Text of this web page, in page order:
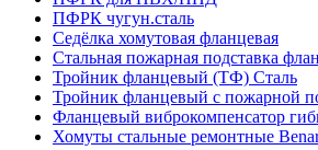
ПФРК чугун.сталь
Седёлка хомутовая фланцевая
Стальная пожарная подставка
Тройник фланцевый (ТФ) Сталь
Тройник фланцевый с пожарной
Фланцевый виброкомпенсатор
Хомуты стальные ремонтные